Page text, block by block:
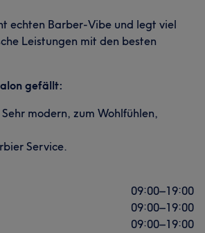
echten Barber-Vibe und legt viel
Leistungen mit den besten
gefällt:
modern, zum Wohlfühlen,
Service.
09:00–19:00
09:00–19:00
09:00–19:00